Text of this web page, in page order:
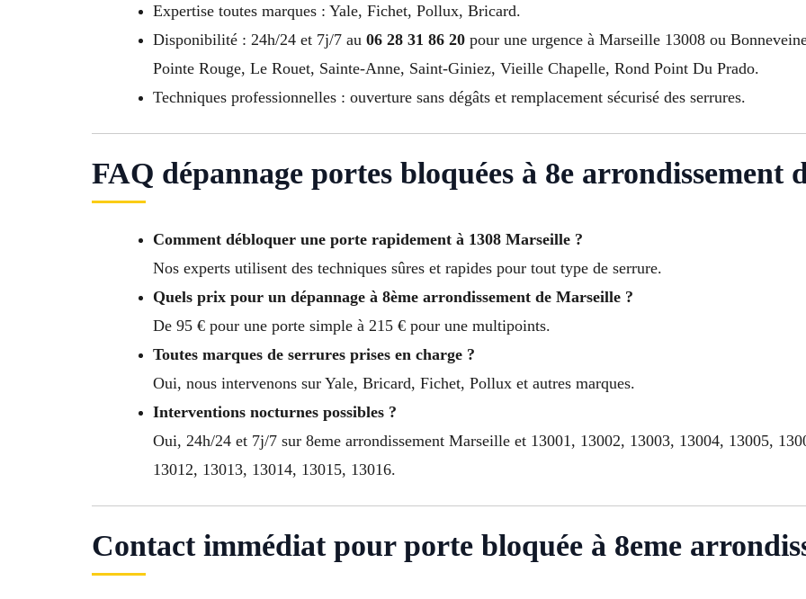
Expertise toutes marques : Yale, Fichet, Pollux, Bricard.
Disponibilité : 24h/24 et 7j/7 au 06 28 31 86 20 pour une urgence à Marseille 13008 ou
Pointe Rouge, Le Rouet, Sainte-Anne, Saint-Giniez, Vieille Chapelle, Rond Point Du Prado.
Techniques professionnelles : ouverture sans dégâts et remplacement sécurisé des serrures.
FAQ dépannage portes bloquées à 8e arrondissement
Comment débloquer une porte rapidement à 1308 Marseille ?
Nos experts utilisent des techniques sûres et rapides pour tout type de serrure.
Quels prix pour un dépannage à 8ème arrondissement de Marseille ?
De 95 € pour une porte simple à 215 € pour une multipoints.
Toutes marques de serrures prises en charge ?
Oui, nous intervenons sur Yale, Bricard, Fichet, Pollux et autres marques.
Interventions nocturnes possibles ?
Oui, 24h/24 et 7j/7 sur 8eme arrondissement Marseille et 13001, 13002, 13003, 13004, 13005,
13012, 13013, 13014, 13015, 13016.
Contact immédiat pour porte bloquée à 8eme